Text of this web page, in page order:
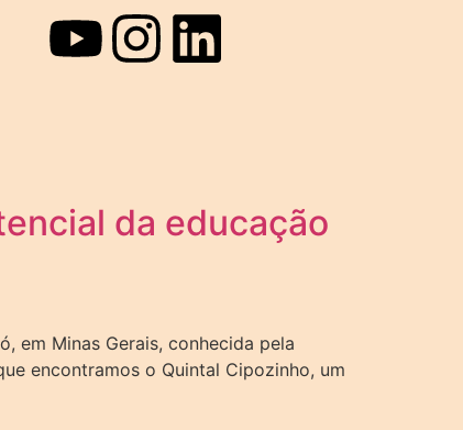
da educação
em Minas Gerais, conhecida pela
encontramos o Quintal Cipozinho, um